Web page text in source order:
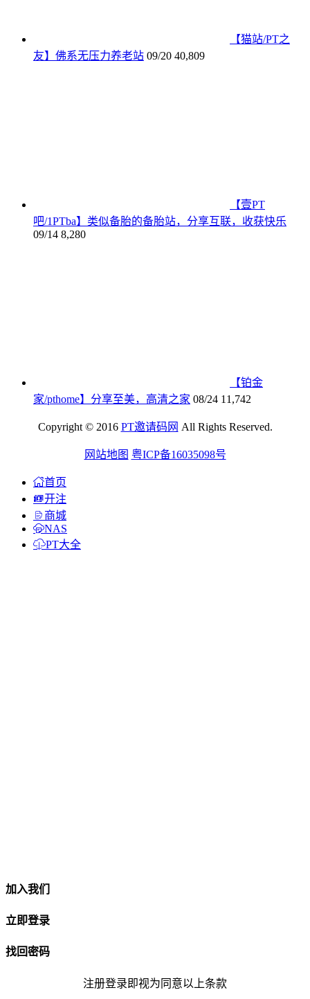
【猫站/PT之
友】佛系无压力养老站 09/20 40,809
【壹PT
吧/1PTba】类似备胎的备胎站，分享互联，收获快乐
09/14 8,280
【铂金
家/pthome】分享至美，高清之家 08/24 11,742
Copyright © 2016 PT邀请码网 All Rights Reserved.
网站地图 粤ICP备16035098号
首页
开注
商城
NAS
PT大全
加入我们
立即登录
找回密码
注册登录即视为同意以上条款